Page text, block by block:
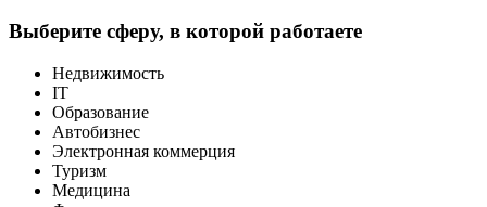
Выберите сферу, в которой работаете
Недвижимость
IT
Образование
Автобизнес
Электронная коммерция
Туризм
Медицина